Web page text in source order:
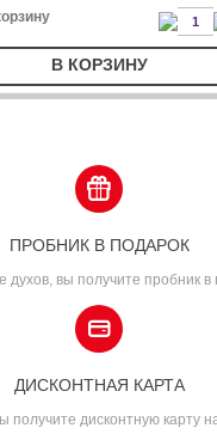
В КОРЗИНУ
ПРОБНИК В ПОДАРОК
духов, вы получите пробник в
ДИСКОНТНАЯ КАРТА
получите дисконтную карту